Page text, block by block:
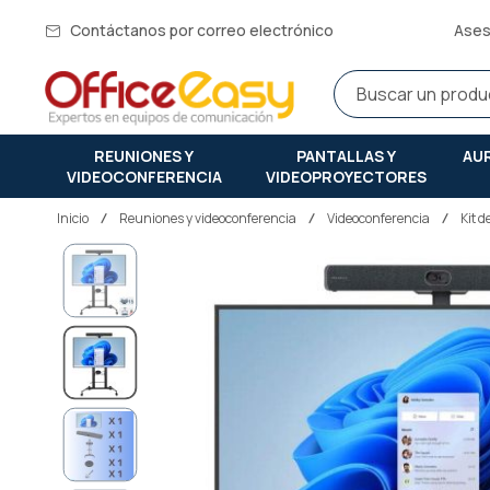
Contáctanos por correo electrónico
REUNIONES Y
VIDEOCONFERENCIA
PANTALLAS Y
VIDEOPROYECTORES
Inicio reuniones y videoconferencia Videoconferencia Kit
Saltar
final
de
la
galería
imágenes